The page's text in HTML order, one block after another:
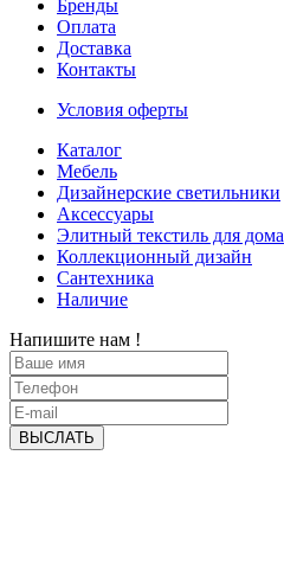
Бренды
Оплата
Доставка
Контакты
Условия оферты
Каталог
Мебель
Дизайнерские светильники
Аксессуары
Элитный текстиль для дома
Коллекционный дизайн
Сантехника
Наличие
Напишите нам !
ВЫСЛАТЬ